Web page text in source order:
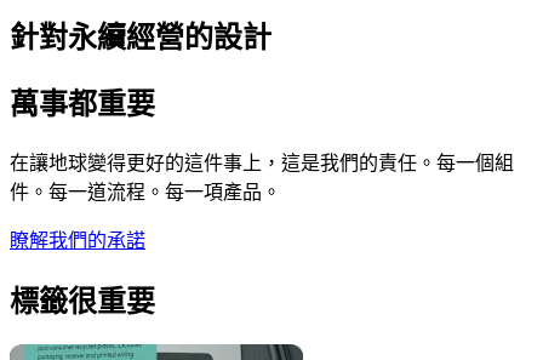
針對永續經營的設計
萬事都重要
在讓地球變得更好的這件事上，這是我們的責任。每一個組
件。每一道流程。每一項產品。
瞭解我們的承諾
標籤很重要